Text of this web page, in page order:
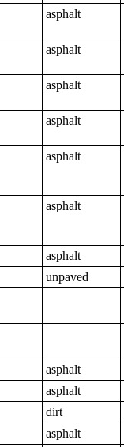
asphalt
asphalt
asphalt
asphalt
asphalt
asphalt
asphalt
unpaved
asphalt
asphalt
dirt
asphalt